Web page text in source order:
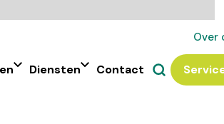
Over
Diensten Contact